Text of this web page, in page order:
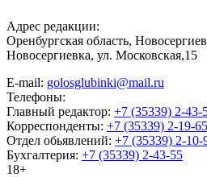
Адрес редакции:
Оренбургская область,
Новосергиевка, ул. Московская,15
E-mail: golosglubinki@mail.ru
Телефоны:
Главный редактор: +7 (35339) 2-43-
Корреспонденты: +7 (35339) 2-19-65
Отдел обьявлений: +7 (35339) 2-10-
Бухгалтерия: +7 (35339) 2-43-55
18+